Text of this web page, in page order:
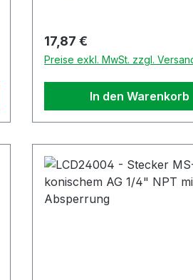
Regulärer Preis:
17,87 €
Preise exkl. MwSt. zzgl.
In den Warenkorb